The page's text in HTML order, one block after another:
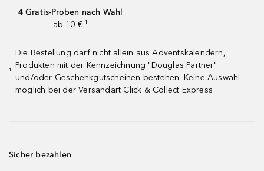
4 Gratis-Proben nach Wahl
ab 10 € ¹
¹
Die Bestellung darf nicht allein aus Adventskalendern,
Produkten mit der Kennzeichnung "Douglas Partner"
und/oder Geschenkgutscheinen bestehen. Keine Auswahl
möglich bei der Versandart Click & Collect Express
Sicher bezahlen